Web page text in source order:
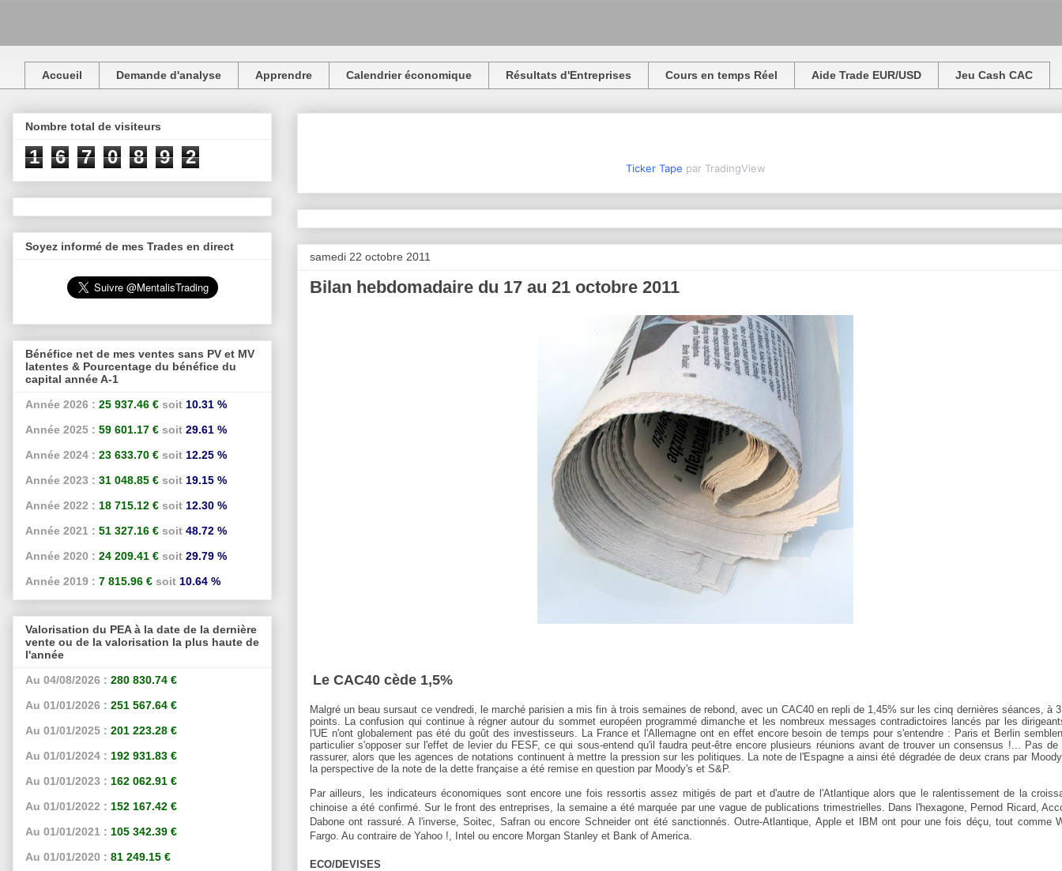
Accueil Demande d'analyse Apprendre Calendrier économique Résultats d'Entreprises Cours en temps Réel Aide Trade EUR/USD Jeu Cash CAC
Ticker Tape par TradingView
samedi 22 octobre 2011
Bilan hebdomadaire du 17 au 21 octobre 2011
Le CAC40 cède 1,5%
Malgré un beau sursaut ce vendredi, le marché parisien a mis fin à trois semaines de rebond, avec un CAC40 en repli de 1,45% sur les cinq dernières séances, à
points. La confusion qui continue à régner autour du sommet européen programmé dimanche et les nombreux messages contradictoires lancés par les
l'UE n'ont globalement pas été du goût des investisseurs. La France et l'Allemagne ont en effet encore besoin de temps pour s'entendre : Paris et Berlin
particulier s'opposer sur l'effet de levier du FESF, ce qui sous-entend qu'il faudra peut-être encore plusieurs réunions avant de trouver un consensus !... Pas de
rassurer, alors que les agences de notations continuent à mettre la pression sur les politiques. La note de l'Espagne a ainsi été dégradée de deux crans par
la perspective de la note de la dette française a été remise en question par Moody's et S&P.
Par ailleurs, les indicateurs économiques sont encore une fois ressortis assez mitigés de part et d'autre de l'Atlantique alors que le ralentissement de la
chinoise a été confirmé. Sur le front des entreprises, la semaine a été marquée par une vague de publications trimestrielles. Dans l'hexagone, Pernod Ricard ,
Dabone ont rassuré. A l'inverse, Soitec , Safranou encore Schneideront été sanctionnés. Outre-Atlantique, Appleet IBM ont pour une fois déçu, tout comme
Fargo . Au contraire de Yahoo !, Intel ou encore Morgan Stanley et Bank of America
ECO/DEVISES
Nombre total de visiteurs
1 6 7 0 8 9 2
Soyez informé de mes Trades en direct
Bénéfice net de mes ventes sans PV et MV
latentes & Pourcentage du bénéfice du
capital année A-1
Année 2026 : 25 937.46 € soit 10.31 %
Année 2025 : 59 601.17 € soit 29.61 %
Année 2024 : 23 633.70 € soit 12.25 %
Année 2023 : 31 048.85 € soit 19.15 %
Année 2022 : 18 715.12 € soit 12.30 %
Année 2021 : 51 327.16 € soit 48.72 %
Année 2020 : 24 209.41 € soit 29.79 %
Année 2019 : 7 815.96 € soit 10.64 %
Valorisation du PEA à la date de la dernière
vente ou de la valorisation la plus haute de
l'année
Au 04/08/2026 : 280 830.74 €
Au 01/01/2026 : 251 567.64 €
Au 01/01/2025 : 201 223.28 €
Au 01/01/2024 : 192 931.83 €
Au 01/01/2023 : 162 062.91 €
Au 01/01/2022 : 152 167.42 €
Au 01/01/2021 : 105 342.39 €
Au 01/01/2020 : 81 249.15 €